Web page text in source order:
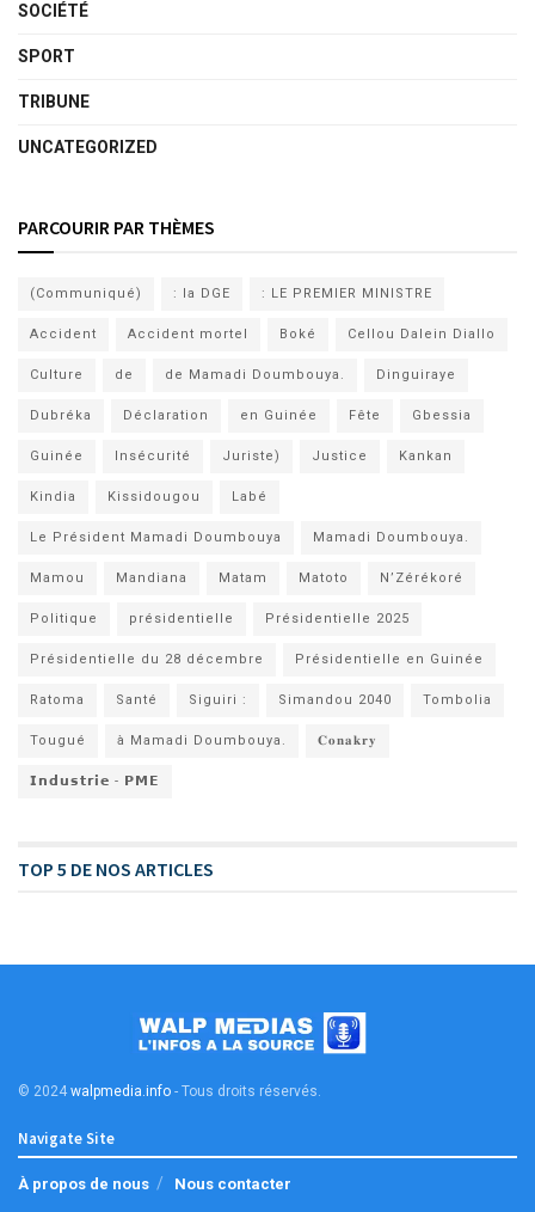
SOCIÉTÉ
SPORT
TRIBUNE
UNCATEGORIZED
PARCOURIR PAR THÈMES
(Communiqué) : la DGE : LE PREMIER MINISTRE
Accident Accident mortel Boké Cellou Dalein Diallo
Culture de de Mamadi Doumbouya. Dinguiraye
Dubréka Déclaration en Guinée Fête Gbessia
Guinée Insécurité Juriste) Justice Kankan
Kindia Kissidougou Labé
Le Président Mamadi Doumbouya Mamadi Doumbouya.
Mamou Mandiana Matam Matoto N’Zérékoré
Politique présidentielle Présidentielle 2025
Présidentielle du 28 décembre Présidentielle en Guinée
Ratoma Santé Siguiri : Simandou 2040 Tombolia
Tougué à Mamadi Doumbouya. 𝐂𝐨𝐧𝐚𝐤𝐫𝐲
𝗜𝗻𝗱𝘂𝘀𝘁𝗿𝗶𝗲 - 𝗣𝗠𝗘
TOP 5 DE NOS ARTICLES
© 2024 walpmedia.info - Tous droits réservés.
Navigate Site
À propos de nous Nous contacter